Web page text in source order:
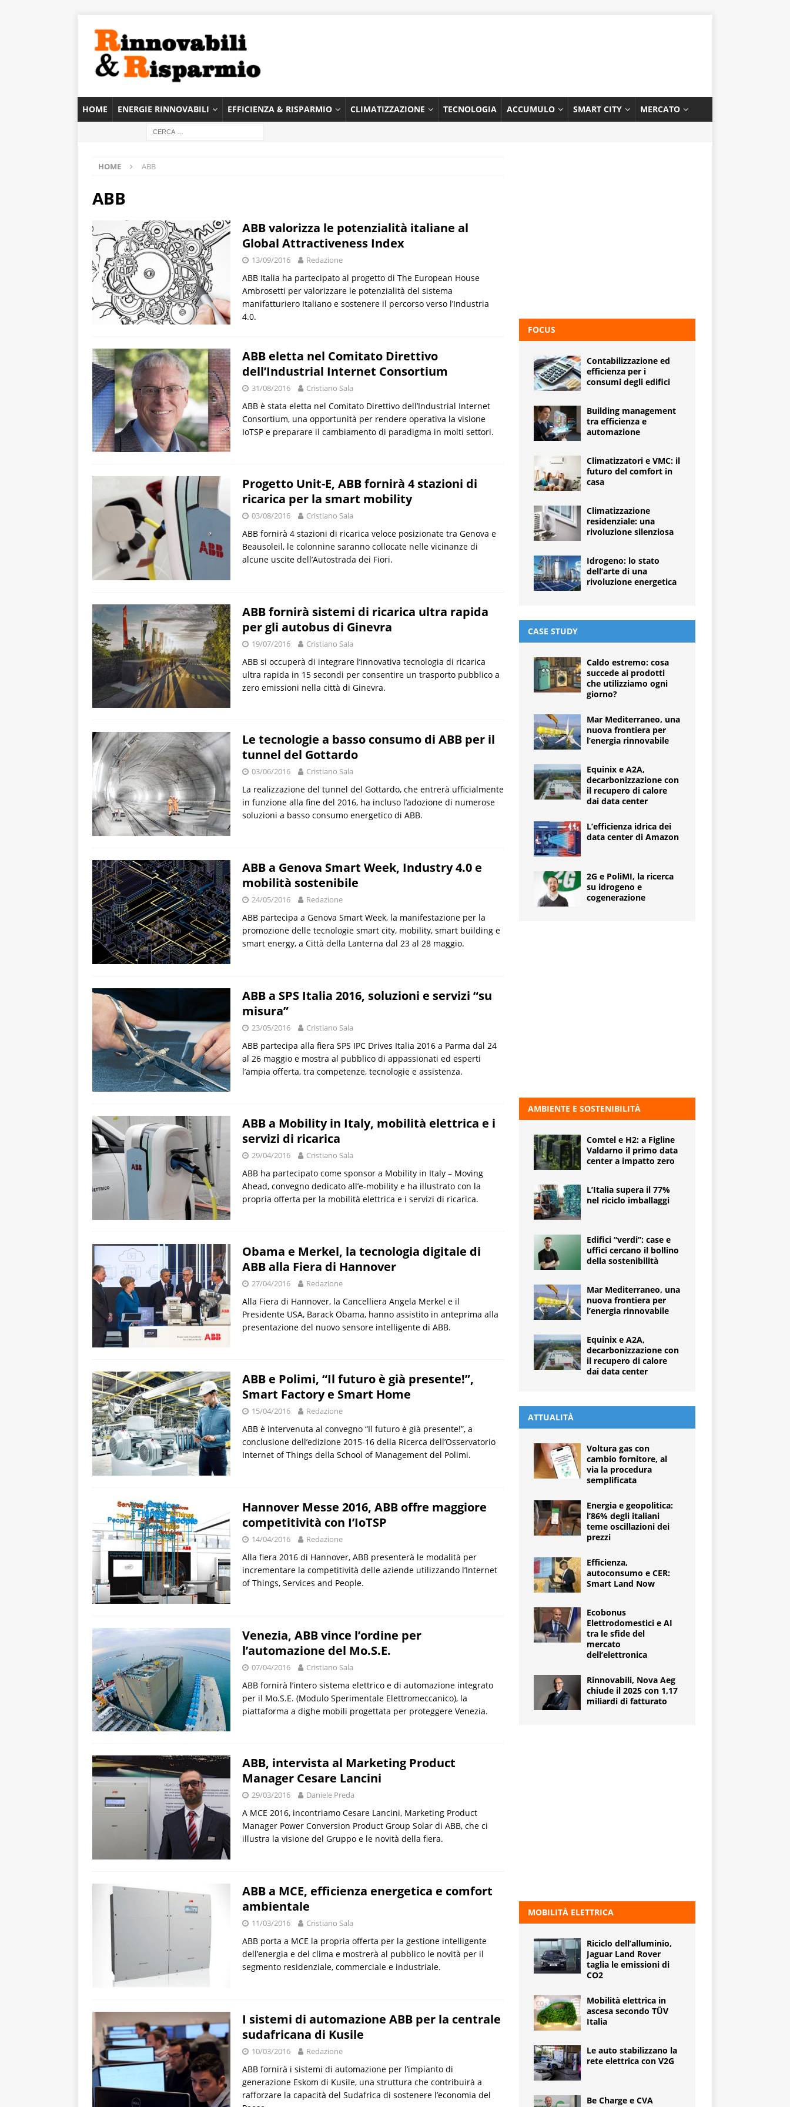
HOME ENERGIE RINNOVABILI EFFICIENZA & RISPARMIO CLIMATIZZAZIONE TECNOLOGIA ACCUMULO SMART CITY MERCATO
HOME ABB
ABB
ABB valorizza le potenzialità italiane al
Global Attractiveness Index
13/09/2016 Redazione
ABB Italia ha partecipato al progetto di The European House
Ambrosetti per valorizzare le potenzialità del sistema
manifatturiero Italiano e sostenere il percorso verso l’Industria
4.0.
ABB eletta nel Comitato Direttivo
dell’Industrial Internet Consortium
31/08/2016 Cristiano Sala
ABB è stata eletta nel Comitato Direttivo dell’Industrial Internet
Consortium, una opportunità per rendere operativa la visione
IoTSP e preparare il cambiamento di paradigma in molti settori.
Progetto Unit-E, ABB fornirà 4 stazioni di
ricarica per la smart mobility
03/08/2016 Cristiano Sala
ABB fornirà 4 stazioni di ricarica veloce posizionate tra Genova e
Beausoleil, le colonnine saranno collocate nelle vicinanze di
alcune uscite dell’Autostrada dei Fiori.
ABB fornirà sistemi di ricarica ultra rapida
per gli autobus di Ginevra
19/07/2016 Cristiano Sala
ABB si occuperà di integrare l’innovativa tecnologia di ricarica
ultra rapida in 15 secondi per consentire un trasporto pubblico a
zero emissioni nella città di Ginevra.
Le tecnologie a basso consumo di ABB per il
tunnel del Gottardo
03/06/2016 Cristiano Sala
La realizzazione del tunnel del Gottardo, che entrerà ufficialmente
in funzione alla fine del 2016, ha incluso l’adozione di numerose
soluzioni a basso consumo energetico di ABB.
ABB a Genova Smart Week, Industry 4.0 e
mobilità sostenibile
24/05/2016 Redazione
ABB partecipa a Genova Smart Week, la manifestazione per la
promozione delle tecnologie smart city, mobility, smart building e
smart energy, a Città della Lanterna dal 23 al 28 maggio.
ABB a SPS Italia 2016, soluzioni e servizi “su
misura”
23/05/2016 Cristiano Sala
ABB partecipa alla fiera SPS IPC Drives Italia 2016 a Parma dal 24
al 26 maggio e mostra al pubblico di appassionati ed esperti
l’ampia offerta, tra competenze, tecnologie e assistenza.
ABB a Mobility in Italy, mobilità elettrica e i
servizi di ricarica
29/04/2016 Cristiano Sala
ABB ha partecipato come sponsor a Mobility in Italy – Moving
Ahead, convegno dedicato all’e-mobility e ha illustrato con la
propria offerta per la mobilità elettrica e i servizi di ricarica.
Obama e Merkel, la tecnologia digitale di
ABB alla Fiera di Hannover
27/04/2016 Redazione
Alla Fiera di Hannover, la Cancelliera Angela Merkel e il
Presidente USA, Barack Obama, hanno assistito in anteprima alla
presentazione del nuovo sensore intelligente di ABB.
ABB e Polimi, “Il futuro è già presente!”,
Smart Factory e Smart Home
15/04/2016 Redazione
ABB è intervenuta al convegno “Il futuro è già presente!”, a
conclusione dell’edizione 2015-16 della Ricerca dell’Osservatorio
Internet of Things della School of Management del Polimi.
Hannover Messe 2016, ABB offre maggiore
competitività con I’IoTSP
14/04/2016 Redazione
Alla fiera 2016 di Hannover, ABB presenterà le modalità per
incrementare la competitività delle aziende utilizzando l’Internet
of Things, Services and People.
Venezia, ABB vince l’ordine per
l’automazione del Mo.S.E.
07/04/2016 Cristiano Sala
ABB fornirà l’intero sistema elettrico e di automazione integrato
per il Mo.S.E. (Modulo Sperimentale Elettromeccanico), la
piattaforma a dighe mobili progettata per proteggere Venezia.
ABB, intervista al Marketing Product
Manager Cesare Lancini
29/03/2016 Daniele Preda
A MCE 2016, incontriamo Cesare Lancini, Marketing Product
Manager Power Conversion Product Group Solar di ABB, che ci
illustra la visione del Gruppo e le novità della fiera.
ABB a MCE, efficienza energetica e comfort
ambientale
11/03/2016 Cristiano Sala
ABB porta a MCE la propria offerta per la gestione intelligente
dell’energia e del clima e mostrerà al pubblico le novità per il
segmento residenziale, commerciale e industriale.
I sistemi di automazione ABB per la centrale
sudafricana di Kusile
10/03/2016 Redazione
ABB fornirà i sistemi di automazione per l’impianto di
generazione Eskom di Kusile, una struttura che contribuirà a
rafforzare la capacità del Sudafrica di sostenere l’economia del
FOCUS
Contabilizzazione ed
efficienza per i
consumi degli edifici
Building management
tra efficienza e
automazione
Climatizzatori e VMC: il
futuro del comfort in
casa
Climatizzazione
residenziale: una
rivoluzione silenziosa
Idrogeno: lo stato
dell’arte di una
rivoluzione energetica
CASE STUDY
Caldo estremo: cosa
succede ai prodotti
che utilizziamo ogni
giorno?
Mar Mediterraneo, una
nuova frontiera per
l’energia rinnovabile
Equinix e A2A,
decarbonizzazione con
il recupero di calore
dai data center
L’efficienza idrica dei
data center di Amazon
2G e PoliMI, la ricerca
su idrogeno e
cogenerazione
AMBIENTE E SOSTENIBILITÀ
Comtel e H2: a Figline
Valdarno il primo data
center a impatto zero
L’Italia supera il 77%
nel riciclo imballaggi
Edifici “verdi”: case e
uffici cercano il bollino
della sostenibilità
Mar Mediterraneo, una
nuova frontiera per
l’energia rinnovabile
Equinix e A2A,
decarbonizzazione con
il recupero di calore
dai data center
ATTUALITÀ
Voltura gas con
cambio fornitore, al
via la procedura
semplificata
Energia e geopolitica:
l’86% degli italiani
teme oscillazioni dei
prezzi
Efficienza,
autoconsumo e CER:
Smart Land Now
Ecobonus
Elettrodomestici e AI
tra le sfide del
mercato
dell’elettronica
Rinnovabili, Nova Aeg
chiude il 2025 con 1,17
miliardi di fatturato
MOBILITÀ ELETTRICA
Riciclo dell’alluminio,
Jaguar Land Rover
taglia le emissioni di
CO2
Mobilità elettrica in
ascesa secondo TÜV
Italia
Le auto stabilizzano la
rete elettrica con V2G
Be Charge e CVA